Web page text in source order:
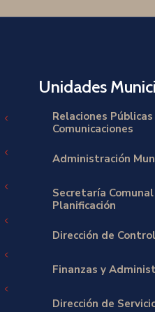
Unidades
Relaciones Públicas
Comunicaciones
Administración
Secretaría
Planificación
Dirección de Control
Finanzas y
Dirección de